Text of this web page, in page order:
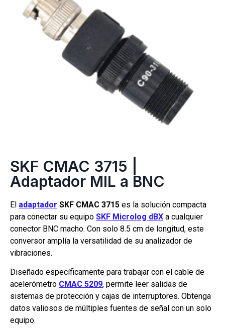
SKF CMAC 3715 |
Adaptador MIL a BNC
El adaptador SKF CMAC 3715 es la solución compacta
para conectar su equipo SKF Microlog dBX a cualquier
conector BNC macho. Con solo 8.5 cm de longitud, este
conversor amplía la versatilidad de su analizador de
vibraciones.
Diseñado específicamente para trabajar con el cable de
acelerómetro CMAC 5209, permite leer salidas de
sistemas de protección y cajas de interruptores. Obtenga
datos valiosos de múltiples fuentes de señal con un solo
equipo.